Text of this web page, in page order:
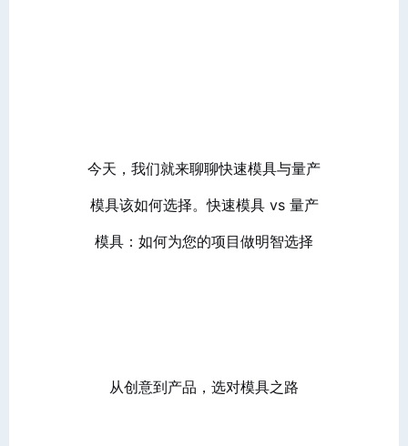
今天，我们就来聊聊快速模具与量产
模具该如何选择。快速模具 vs 量产
模具：如何为您的项目做明智选择
从创意到产品，选对模具之路